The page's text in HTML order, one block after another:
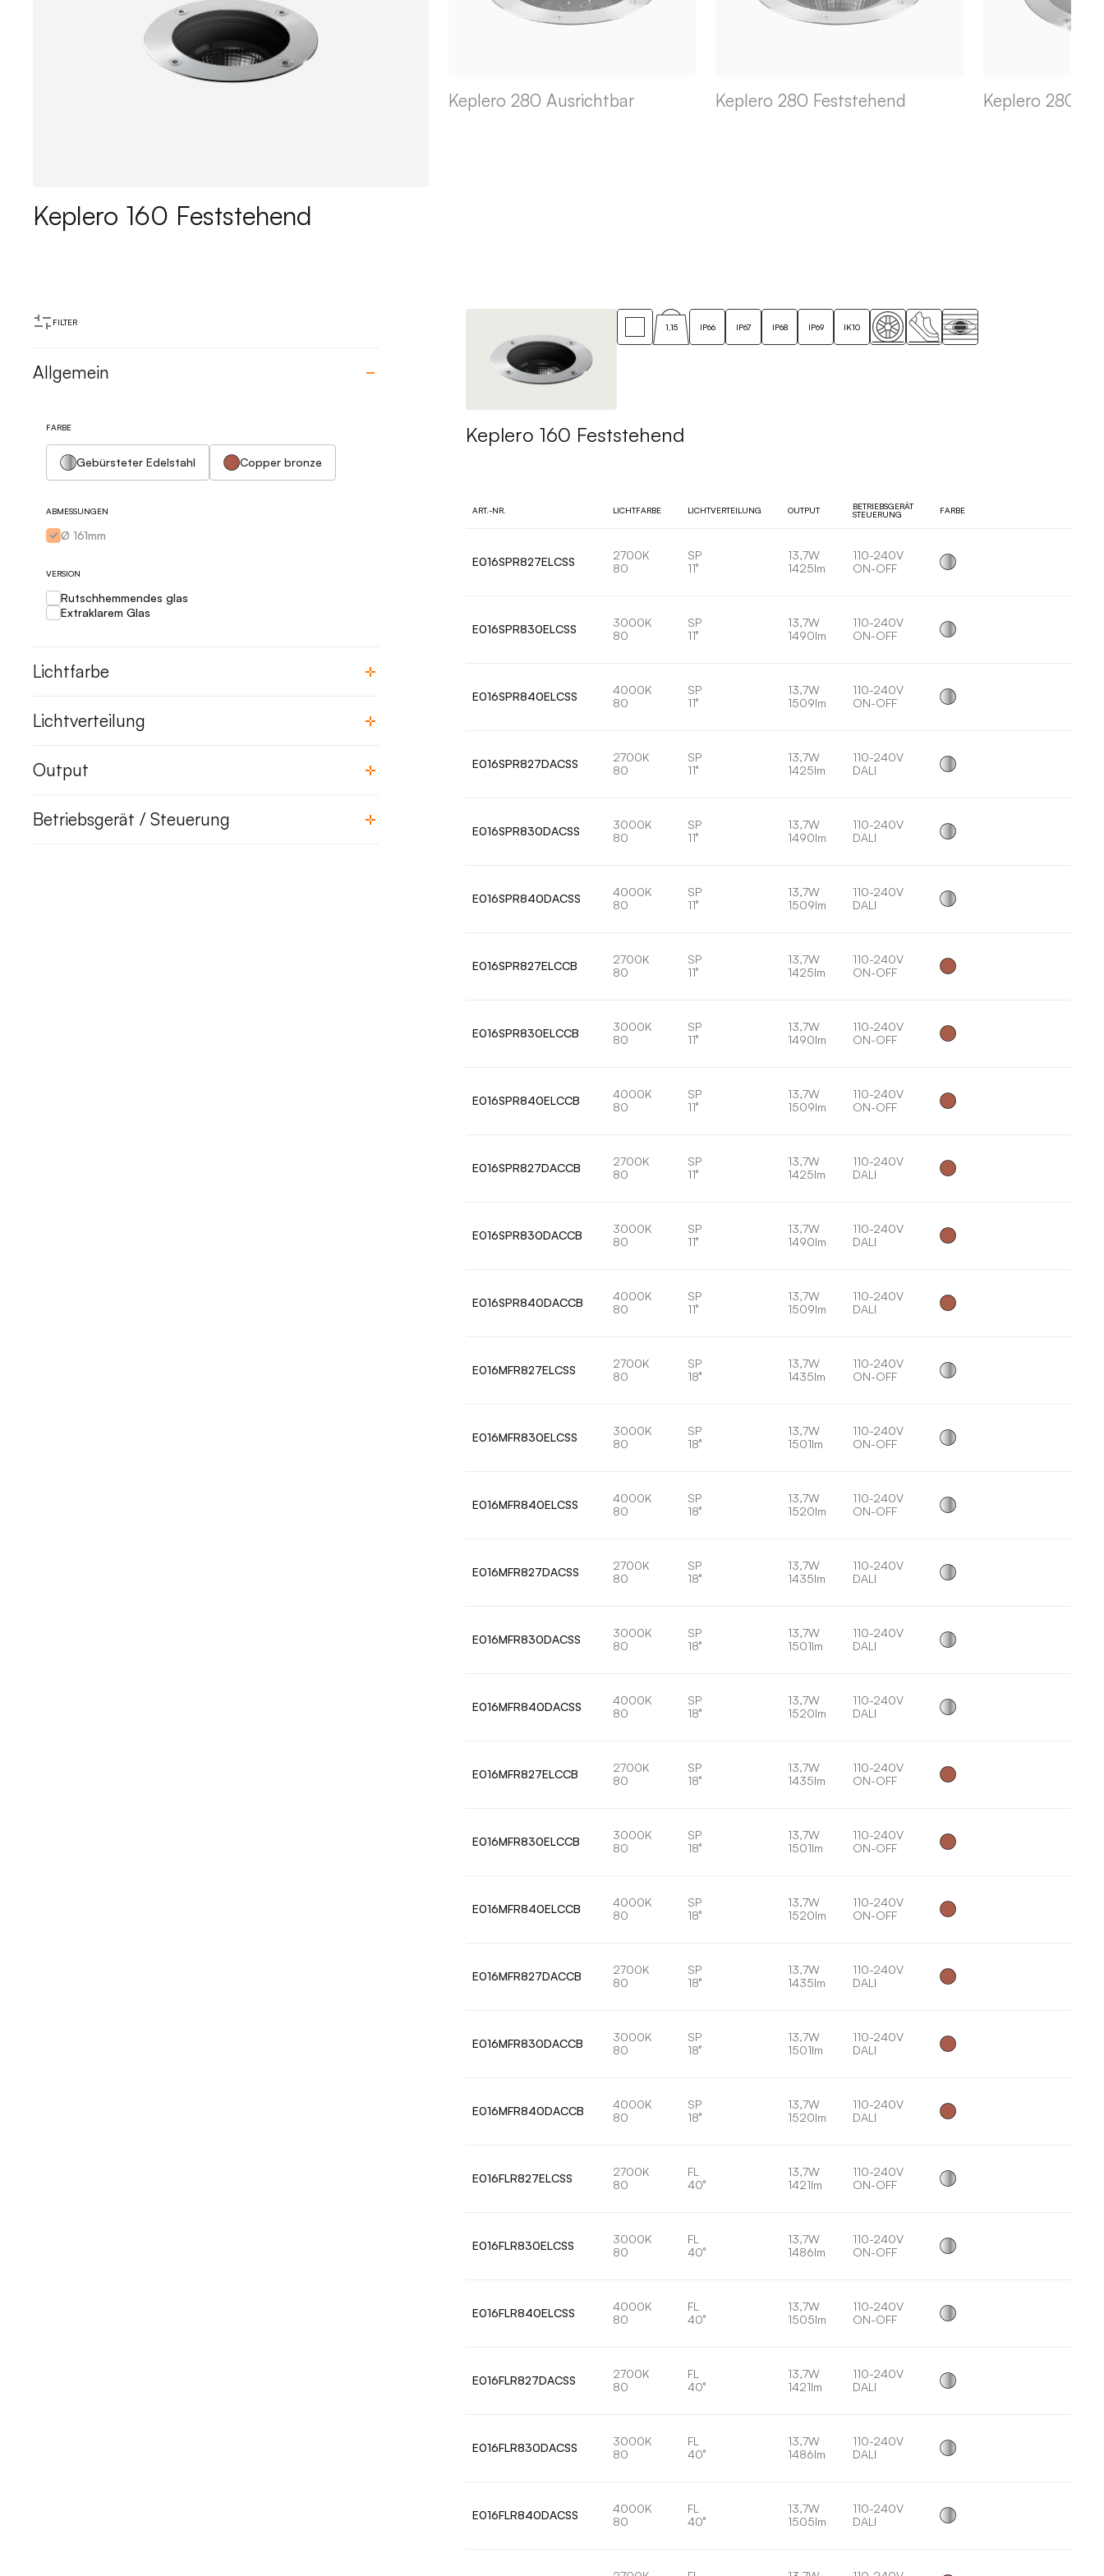
Keplero 160 Feststehend
Keplero 280 Ausrichtbar Keplero 280 Feststehend Keplero 280
FILTER
Allgemein
FARBE
Gebürsteter Edelstahl Copper bronze
ABMESSUNGEN
Ø 161mm
VERSION
Rutschhemmendes glas
Extraklarem Glas
Lichtfarbe
Lichtverteilung
Output
Betriebsgerät / Steuerung
1,15 IP66 IP67 IP68 IP69 IK10
Keplero 160 Feststehend
ART.-NR. LICHTFARBE LICHTVERTEILUNG OUTPUT
BETRIEBSGERÄT
STEUERUNG
FARBE
E016SPR827ELCSS
2700K
80
SP
11°
13,7W
1425lm
110-240V
ON-OFF
E016SPR830ELCSS
3000K
80
SP
11°
13,7W
1490lm
110-240V
ON-OFF
E016SPR840ELCSS
4000K
80
SP
11°
13,7W
1509lm
110-240V
ON-OFF
E016SPR827DACSS
2700K
80
SP
11°
13,7W
1425lm
110-240V
DALI
E016SPR830DACSS
3000K
80
SP
11°
13,7W
1490lm
110-240V
DALI
E016SPR840DACSS
4000K
80
SP
11°
13,7W
1509lm
110-240V
DALI
E016SPR827ELCCB
2700K
80
SP
11°
13,7W
1425lm
110-240V
ON-OFF
E016SPR830ELCCB
3000K
80
SP
11°
13,7W
1490lm
110-240V
ON-OFF
E016SPR840ELCCB
4000K
80
SP
11°
13,7W
1509lm
110-240V
ON-OFF
E016SPR827DACCB
2700K
80
SP
11°
13,7W
1425lm
110-240V
DALI
E016SPR830DACCB
3000K
80
SP
11°
13,7W
1490lm
110-240V
DALI
E016SPR840DACCB
4000K
80
SP
11°
13,7W
1509lm
110-240V
DALI
E016MFR827ELCSS
2700K
80
SP
18°
13,7W
1435lm
110-240V
ON-OFF
E016MFR830ELCSS
3000K
80
SP
18°
13,7W
1501lm
110-240V
ON-OFF
E016MFR840ELCSS
4000K
80
SP
18°
13,7W
1520lm
110-240V
ON-OFF
E016MFR827DACSS
2700K
80
SP
18°
13,7W
1435lm
110-240V
DALI
E016MFR830DACSS
3000K
80
SP
18°
13,7W
1501lm
110-240V
DALI
E016MFR840DACSS
4000K
80
SP
18°
13,7W
1520lm
110-240V
DALI
E016MFR827ELCCB
2700K
80
SP
18°
13,7W
1435lm
110-240V
ON-OFF
E016MFR830ELCCB
3000K
80
SP
18°
13,7W
1501lm
110-240V
ON-OFF
E016MFR840ELCCB
4000K
80
SP
18°
13,7W
1520lm
110-240V
ON-OFF
E016MFR827DACCB
2700K
80
SP
18°
13,7W
1435lm
110-240V
DALI
E016MFR830DACCB
3000K
80
SP
18°
13,7W
1501lm
110-240V
DALI
E016MFR840DACCB
4000K
80
SP
18°
13,7W
1520lm
110-240V
DALI
E016FLR827ELCSS
2700K
80
FL
40°
13,7W
1421lm
110-240V
ON-OFF
E016FLR830ELCSS
3000K
80
FL
40°
13,7W
1486lm
110-240V
ON-OFF
E016FLR840ELCSS
4000K
80
FL
40°
13,7W
1505lm
110-240V
ON-OFF
E016FLR827DACSS
2700K
80
FL
40°
13,7W
1421lm
110-240V
DALI
E016FLR830DACSS
3000K
80
FL
40°
13,7W
1486lm
110-240V
DALI
E016FLR840DACSS
4000K
80
FL
40°
13,7W
1505lm
110-240V
DALI